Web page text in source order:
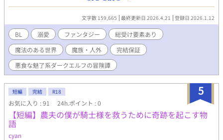
を戻す薬を作るため、材料となる魔物を狩りに行くのだ。だが、
戦闘のできない非力な人間になったアイザックひとりでは厳し
い。 冒険者として登録し、パーティーメンバーを募ることにした
のだった。 0時更新 以前pixivで掲載していた『背徳gluttony』マ
オルートの加筆、完結版になります。 二章から腐ります。 三章か
ら少しシリアス魔獣編。 ちゃんとハッピーエンドなのでご安心
を。2026/4/21の投稿で完結予定。 2026/3/29 表紙画像 変更
登場人物 アイザック・スティール 今や人間の薬師。訳あって魔
年。まだまだ未熟な魔族。アイザックの最初のパーティーメンバ
ー。 魔王ハーゲン（マオ） 次代の魔王。暇を持て余していたと
ころ、アイザックたちに出会い、旅に同行する。 亡霊ハロ 災厄
の魔女の弟子。アイザックの呪いや振る舞いに興味を持ち、パー
ティーに加わる。変態。
文字数 159,665 最終更新日 2026.4.21 登録日 2026.1.12
BL 溺愛 ファンタジー
総受け要素あり
魔法のある世界
魔族・人外
完結保証
悪食な魅了系ダークエルフの冒険譚
5
短編 完結 R18
お気に入り : 91 24h.ポイント : 0
【短編】農夫の僕が騎士様を救うために奇跡を起こす物
語
cyan